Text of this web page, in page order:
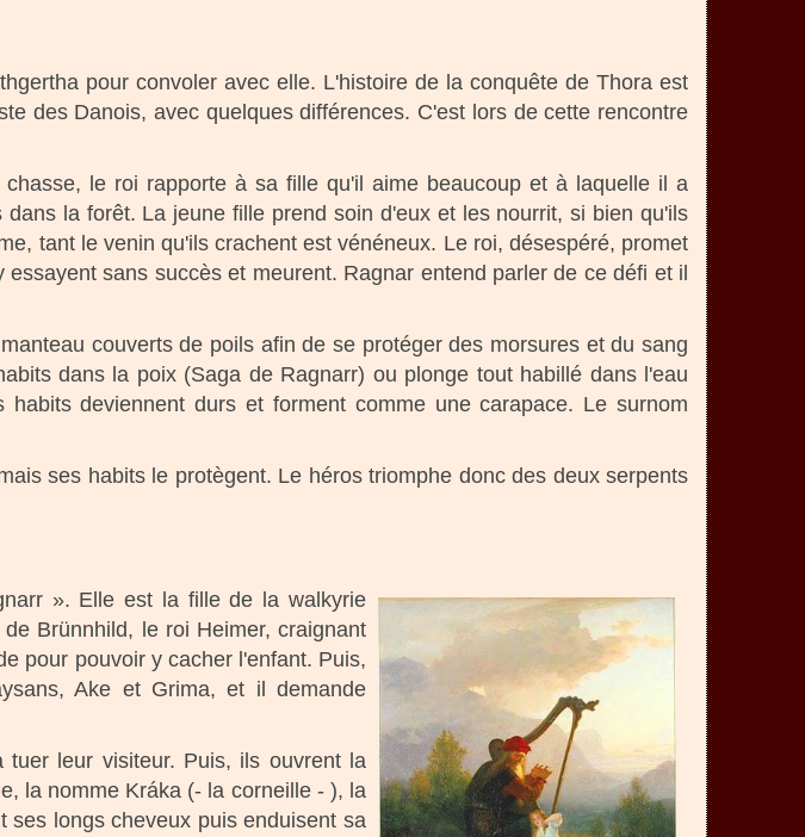
pour convoler avec elle. L'histoire de la conquête de Thora est
des Danois, avec quelques différences. C'est lors de cette rencontre
le roi rapporte à sa fille qu'il aime beaucoup et à laquelle il a
la forêt. La jeune fille prend soin d'eux et les nourrit, si bien qu'ils
tant le venin qu'ils crachent est vénéneux. Le roi, désespéré, promet
sans succès et meurent. Ragnar entend parler de ce défi et il
couverts de poils afin de se protéger des morsures et du sang
dans la poix (Saga de Ragnarr) ou plonge tout habillé dans l'eau
deviennent durs et forment comme une carapace. Le surnom
ses habits le protègent. Le héros triomphe donc des deux serpents
». Elle est la fille de la walkyrie
Brünnhild, le roi Heimer, craignant
pour pouvoir y cacher l'enfant. Puis,
Ake et Grima, et il demande
leur visiteur. Puis, ils ouvrent la
la nomme Kráka (- la corneille - ), la
ses longs cheveux puis enduisent sa